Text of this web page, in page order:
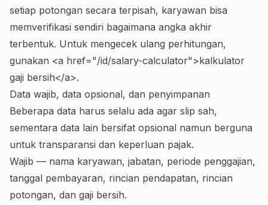
setiap potongan secara terpisah, karyawan bisa
memverifikasi sendiri bagaimana angka akhir
terbentuk. Untuk mengecek ulang perhitungan,
gunakan <a href="/id/salary-calculator">kalkulator
gaji bersih</a>.
Data wajib, data opsional, dan penyimpanan
Beberapa data harus selalu ada agar slip sah,
sementara data lain bersifat opsional namun berguna
untuk transparansi dan keperluan pajak.
Wajib — nama karyawan, jabatan, periode penggajian,
tanggal pembayaran, rincian pendapatan, rincian
potongan, dan gaji bersih.